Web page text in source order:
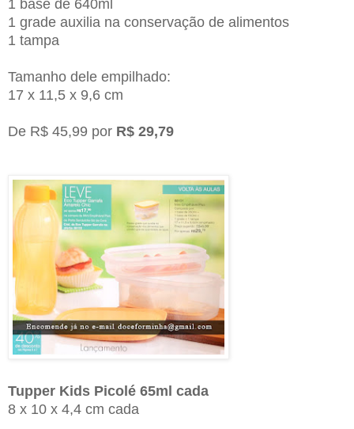
1 base de 640ml
1 grade auxilia na conservação de alimentos
1 tampa
Tamanho dele empilhado:
17 x 11,5 x 9,6 cm
De R$ 45,99 por R$ 29,79
Tupper Kids Picolé 65ml cada
8 x 10 x 4,4 cm cada